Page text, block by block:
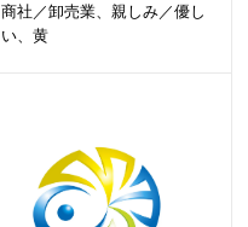
商社／卸売業、親しみ／優し
い、黄